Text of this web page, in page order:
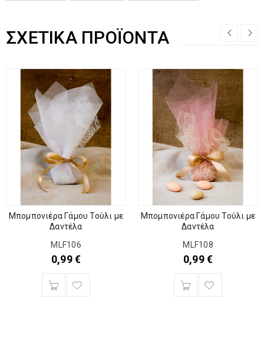
ΣΧΕΤΙΚΆ ΠΡΟΪΌΝΤΑ
Μπομπονιέρα Γάμου Τούλι με
Δαντέλα
MLF106
0,99€
Μπομπονιέρα Γάμου Τούλι με
Δαντέλα
MLF108
0,99€